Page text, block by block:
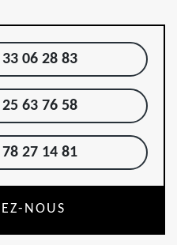
06 28 83
63 76 58
27 14 81
NOUS